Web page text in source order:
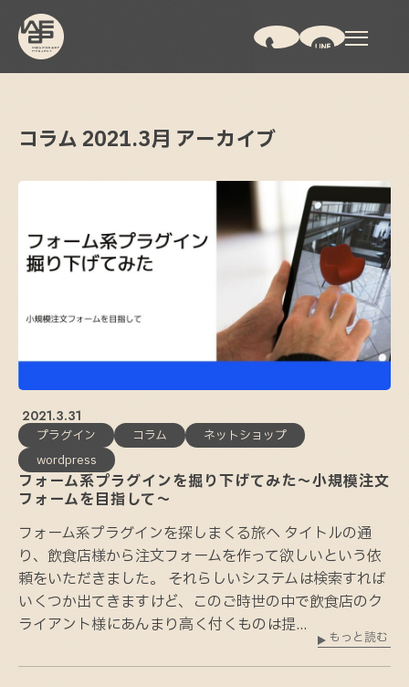
コラム 2021.3月 アーカイブ
フォーム系プラグインを掘り下げてみた～小規模注文
フォームを目指して～
2021.3.31
プラグイン
コラム
ネットショップ
wordpress
フォーム系プラグインを探しまくる旅へ タイトルの通
り、飲食店様から注文フォームを作って欲しいという依
頼をいただきました。 それらしいシステムは検索すれば
いくつか出てきますけど、このご時世の中で飲食店のク
ライアント様にあんまり高く付くものは提...
もっと読む